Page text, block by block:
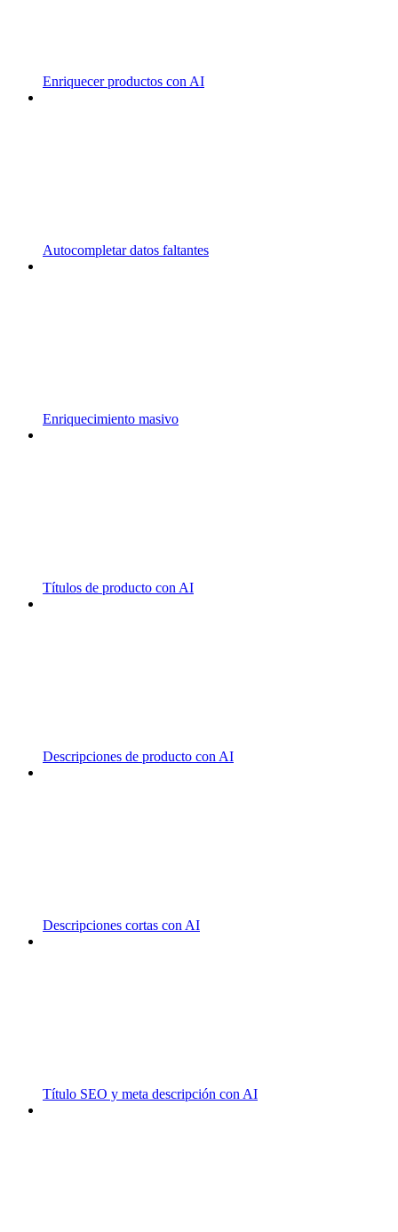
Enriquecer productos con AI
Autocompletar datos faltantes
Enriquecimiento masivo
Títulos de producto con AI
Descripciones de producto con AI
Descripciones cortas con AI
Título SEO y meta descripción con AI